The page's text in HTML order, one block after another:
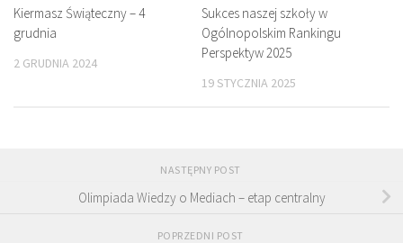
Kiermasz Świąteczny – 4
grudnia
2 GRUDNIA 2024
Sukces naszej szkoły w
Ogólnopolskim Rankingu
Perspektyw 2025
19 STYCZNIA 2025
NASTĘPNY POST
Olimpiada Wiedzy o Mediach – etap centralny
POPRZEDNI POST